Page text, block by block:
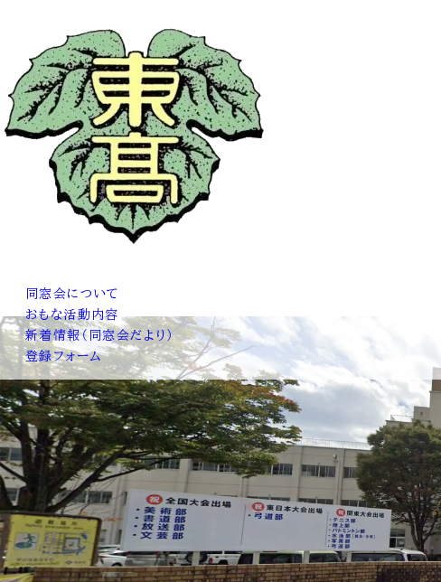
同窓会について
おもな活動内容
新着情報（同窓会だより）
登録フォーム